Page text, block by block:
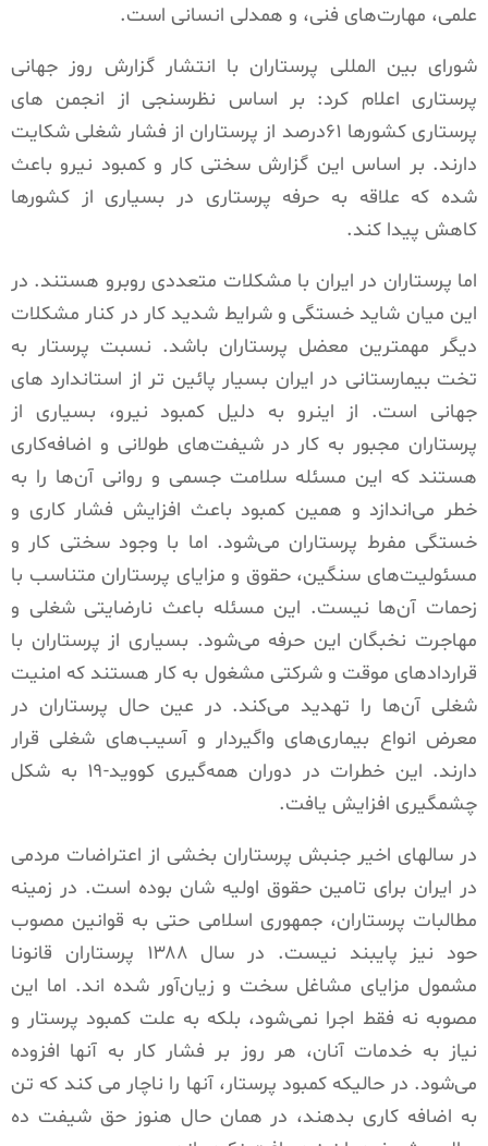
علمی، مهارت‌های فنی، و همدلی انسانی است.
شورای بین المللی پرستاران با انتشار گزارش روز جهانی
پرستاری اعلام کرد: بر اساس نظرسنجی از انجمن های
پرستاری کشورها ۶۱درصد از پرستاران از فشار شغلی شکایت
دارند. بر اساس این گزارش سختی کار و کمبود نیرو باعث
شده که علاقه به حرفه پرستاری در بسیاری از کشورها
کاهش پیدا کند.
اما پرستاران در ایران با مشکلات متعددی روبرو هستند. در
این میان شاید خستگی و شرایط شدید کار در کنار مشکلات
دیگر مهمترین معضل پرستاران باشد. نسبت پرستار به
تخت بیمارستانی در ایران بسیار پائین تر از استاندارد های
جهانی است. از اینرو به دلیل کمبود نیرو، بسیاری از
پرستاران مجبور به کار در شیفت‌های طولانی و اضافه‌کاری
هستند که این مسئله سلامت جسمی و روانی آن‌ها را به
خطر می‌اندازد و همین کمبود باعث افزایش فشار کاری و
خستگی مفرط پرستاران می‌شود. اما با وجود سختی کار و
مسئولیت‌های سنگین، حقوق و مزایای پرستاران متناسب با
زحمات آن‌ها نیست. این مسئله باعث نارضایتی شغلی و
مهاجرت نخبگان این حرفه می‌شود. بسیاری از پرستاران با
قراردادهای موقت و شرکتی مشغول به کار هستند که امنیت
شغلی آن‌ها را تهدید می‌کند. در عین حال پرستاران در
معرض انواع بیماری‌های واگیردار و آسیب‌های شغلی قرار
دارند. این خطرات در دوران همه‌گیری کووید-۱۹ به شکل
چشمگیری افزایش یافت.
در سالهای اخیر جنبش پرستاران بخشی از اعتراضات مردمی
در ایران برای تامین حقوق اولیه شان بوده است. در زمینه
مطالبات پرستاران، جمهوری اسلامی حتی به قوانین مصوب
حود نیز پایبند نیست. در سال ۱۳۸۸ پرستاران قانونا
مشمول مزایای مشاغل سخت و زیان‌آور شده اند. اما این
مصوبه نه فقط اجرا نمی‌شود‌، بلکه به علت کمبود پرستار و
نیاز به خدمات آنان، هر روز بر فشار کار به آنها افزوده
می‌شود. در حالیکه کمبود پرستار، آنها را ناچار می کند که تن
به اضافه کاری بدهند، در همان حال هنوز حق شیفت ده